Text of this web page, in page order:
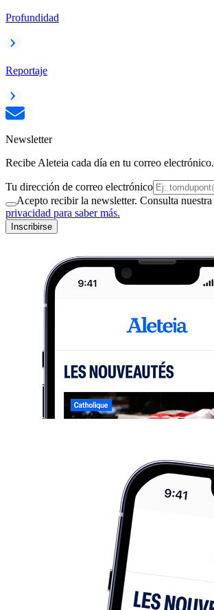
Profundidad
Reportaje
Newsletter
Recibe Aleteia cada día en tu correo electrónico.
Tu dirección de correo electrónico
Acepto recibir la newsletter. Consulta nuestra
privacidad para saber más.
Inscribirse